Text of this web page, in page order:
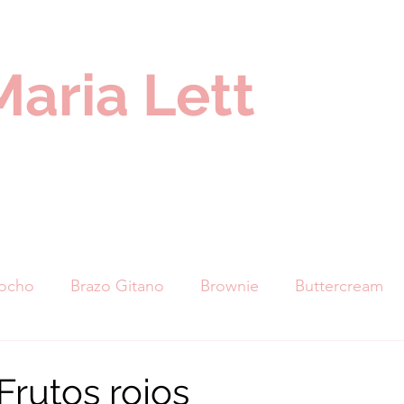
Lett
Brazo Gitano Brownie Buttercream
rojos